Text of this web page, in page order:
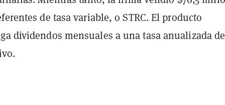
de tasa variable, o STRC. El producto
dividendos mensuales a una tasa anualizada